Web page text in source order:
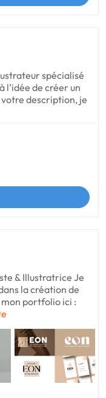
spécialisé
l’idée de créer un
votre description, je
& Illustratrice Je
la création de
portfolio ici :